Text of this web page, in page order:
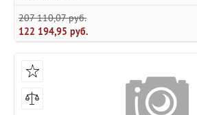
207 110,07 руб.
122 194,95 руб.